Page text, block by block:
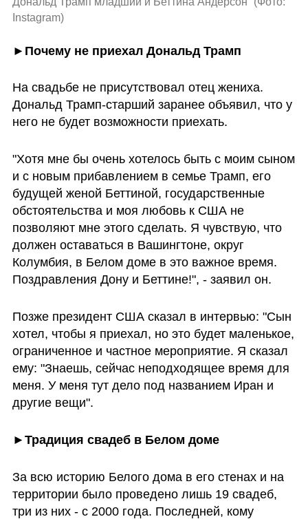
Instagram)
►Почему не приехал Дональд Трамп
На свадьбе не присутствовал отец жениха.
Дональд Трамп-старший заранее объявил, что у
него не будет возможности приехать.
"Хотя мне бы очень хотелось быть с моим сыном
и с новым прибавлением в семье Трамп, его
будущей женой Беттиной, государственные
обстоятельства и моя любовь к США не
позволяют мне этого сделать. Я чувствую, что
должен оставаться в Вашингтоне, округ
Колумбия, в Белом доме в это важное время.
Поздравления Дону и Беттине!", - заявил он.
Позже президент США сказал в интервью: "Сын
хотел, чтобы я приехал, но это будет маленькое,
ограниченное и частное мероприятие. Я сказал
ему: "Знаешь, сейчас неподходящее время для
меня. У меня тут дело под названием Иран и
другие вещи".
►Традиция свадеб в Белом доме
За всю историю Белого дома в его стенах и на
территории было проведено лишь 19 свадеб,
три из них - с 2000 года. Последней, кому